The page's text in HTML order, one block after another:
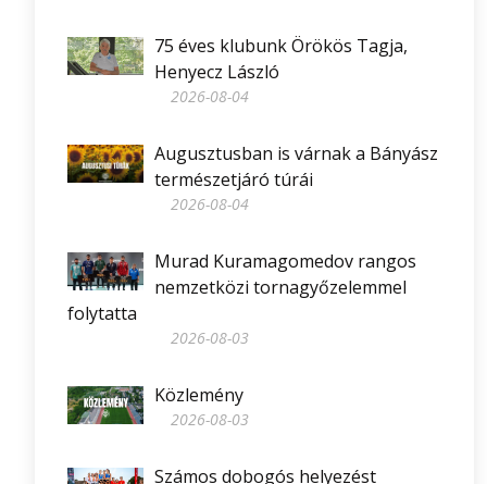
75 éves klubunk Örökös Tagja,
Henyecz László
2026-08-04
Augusztusban is várnak a Bányász
természetjáró túrái
2026-08-04
Murad Kuramagomedov rangos
nemzetközi tornagyőzelemmel
folytatta
2026-08-03
Közlemény
2026-08-03
Számos dobogós helyezést